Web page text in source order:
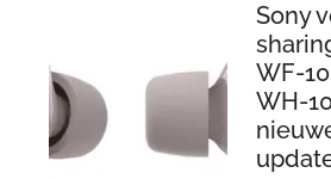
draadloos
presenteren
zonder
Wi-
Sony
WF-
WH-